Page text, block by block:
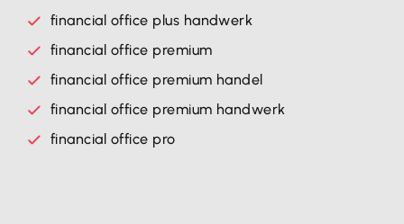
financial office plus handwerk
financial office premium
financial office premium handel
financial office premium handwerk
financial office pro